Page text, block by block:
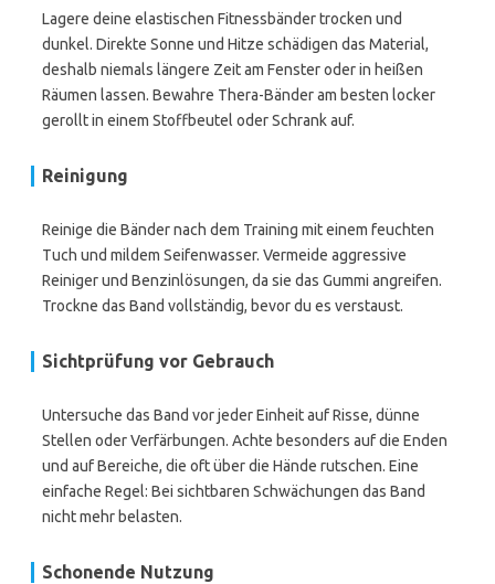
Lagere deine elastischen Fitnessbänder trocken und
dunkel. Direkte Sonne und Hitze schädigen das Material,
deshalb niemals längere Zeit am Fenster oder in heißen
Räumen lassen. Bewahre Thera-Bänder am besten locker
gerollt in einem Stoffbeutel oder Schrank auf.
Reinigung
Reinige die Bänder nach dem Training mit einem feuchten
Tuch und mildem Seifenwasser. Vermeide aggressive
Reiniger und Benzinlösungen, da sie das Gummi angreifen.
Trockne das Band vollständig, bevor du es verstaust.
Sichtprüfung vor Gebrauch
Untersuche das Band vor jeder Einheit auf Risse, dünne
Stellen oder Verfärbungen. Achte besonders auf die Enden
und auf Bereiche, die oft über die Hände rutschen. Eine
einfache Regel: Bei sichtbaren Schwächungen das Band
nicht mehr belasten.
Schonende Nutzung